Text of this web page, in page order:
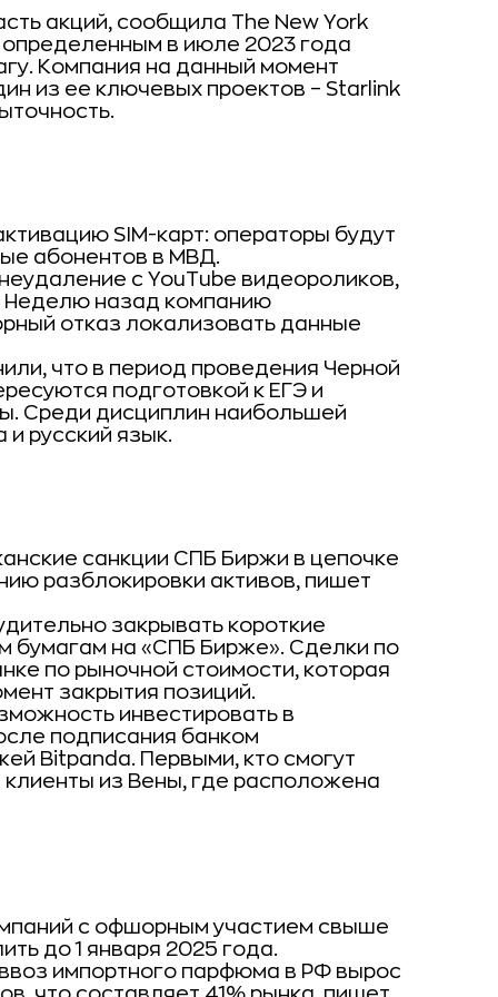
акций, сообщила The New York
в июле 2023 года
Компания на данный момент
из ее ключевых проектов – Starlink
SIM-карт: операторы будут
абонентов в МВД.
с YouTube видеороликов,
Неделю назад компанию
отказ локализовать данные
что в период проведения Черной
подготовкой к ЕГЭ и
Среди дисциплин наибольшей
русский язык.
санкции СПБ Биржи в цепочке
разблокировки активов, пишет
закрывать короткие
бумагам на «СПБ Бирже». Сделки по
по рыночной стоимости, которая
закрытия позиций.
инвестировать в
подписания банком
Bitpanda. Первыми, кто смогут
клиенты из Вены, где расположена
с офшорным участием свыше
до 1 января 2025 года.
импортного парфюма в РФ вырос